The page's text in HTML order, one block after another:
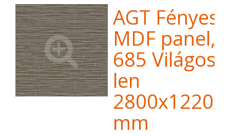
AGT Fényes
MDF panel,
685 Világos
len
mm